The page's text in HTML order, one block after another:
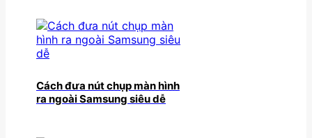
Cách đưa nút chụp màn hình
ra ngoài Samsung siêu dễ